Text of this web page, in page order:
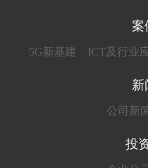
案
5G新基建 ICT及行业
新
公司新
投